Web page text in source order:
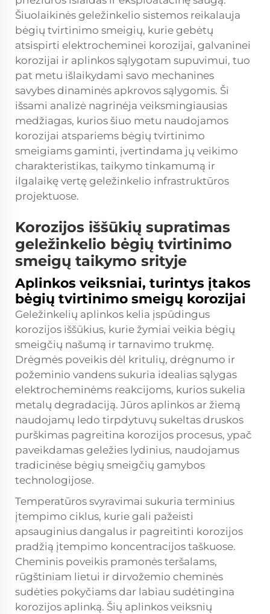
Šiuolaikinės geležinkelio sistemos reikalauja
bėgių tvirtinimo smeigių, kurie gebėtų
atsispirti elektrocheminei korozijai, galvaninei
korozijai ir aplinkos sąlygotam supuvimui, tuo
pat metu išlaikydami savo mechanines
savybes dinaminės apkrovos sąlygomis. Ši
išsami analizė nagrinėja veiksmingiausias
medžiagas, kurios šiuo metu naudojamos
korozijai atspariems bėgių tvirtinimo
smeigiams gaminti, įvertindama jų veikimo
charakteristikas, taikymo tinkamumą ir
ilgalaikę vertę geležinkelio infrastruktūros
projektuose.
Korozijos iššūkių supratimas
geležinkelio bėgių tvirtinimo
smeigų taikymo srityje
Aplinkos veiksniai, turintys įtakos
bėgių tvirtinimo smeigų korozijai
Geležinkelių aplinkos kelia įspūdingus
korozijos iššūkius, kurie žymiai veikia bėgių
smeigčių našumą ir tarnavimo trukmę.
Drėgmės poveikis dėl kritulių, drėgnumo ir
požeminio vandens sukuria idealias sąlygas
elektrocheminėms reakcijoms, kurios sukelia
metalų degradaciją. Jūros aplinkos ar žiemą
naudojamų ledo tirpdytuvų sukeltas druskos
purškimas pagreitina korozijos procesus, ypač
paveikdamas geležies lydinius, naudojamus
tradicinėse bėgių smeigčių gamybos
technologijose.
Temperatūros svyravimai sukuria terminius
įtempimo ciklus, kurie gali pažeisti
apsauginius dangalus ir pagreitinti korozijos
pradžią įtempimo koncentracijos taškuose.
Cheminis poveikis pramonės teršalams,
rūgštiniam lietui ir dirvožemio cheminės
sudėties pokyčiams dar labiau sudėtingina
korozijos aplinką. Šių aplinkos veiksnių